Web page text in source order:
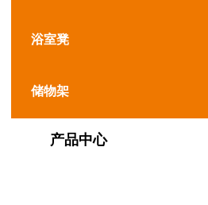
浴室凳
储物架
产品中心